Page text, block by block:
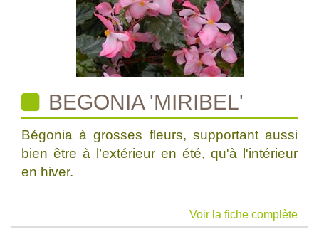
BEGONIA 'MIRIBEL'
Bégonia à grosses fleurs, supportant aussi
bien être à l’extérieur en été, qu'à l'intérieur
en hiver.
Voir la fiche complète